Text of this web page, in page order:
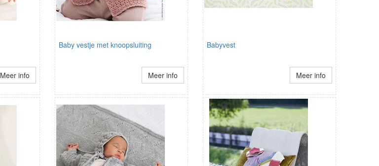
Meer info
Baby vestje met knoopsluiting
Meer info
Babyvest
Meer info